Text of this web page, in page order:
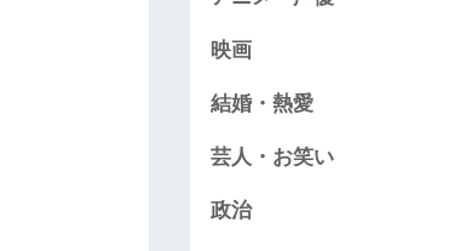
映画
結婚・熱愛
芸人・お笑い
政治